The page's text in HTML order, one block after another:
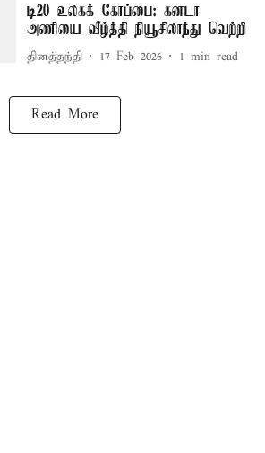
டி20 உலகக் கோப்பை: கனடா
அணியை வீழ்த்தி நியூசிலாந்து வெற்றி
தினத்தந்தி 17 Feb 2026 1 min read
Read More